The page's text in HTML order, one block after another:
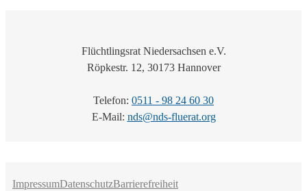
Flüchtlingsrat Niedersachsen e.V.
Röpkestr. 12, 30173 Hannover
Telefon: 0511 - 98 24 60 30
E-Mail: nds@nds-fluerat.org
ImpressumDatenschutzBarrierefreiheit